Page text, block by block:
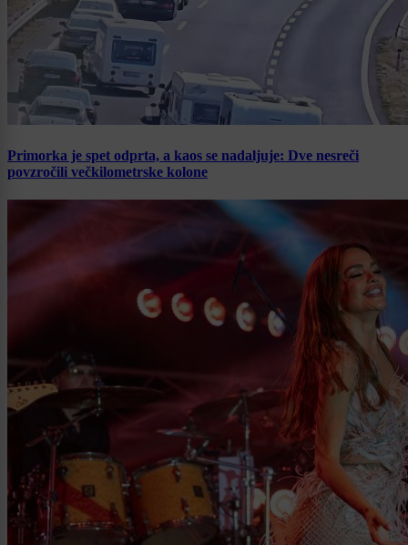
Primorka je spet odprta, a kaos se nadaljuje: Dve nesreči
povzročili večkilometrske kolone